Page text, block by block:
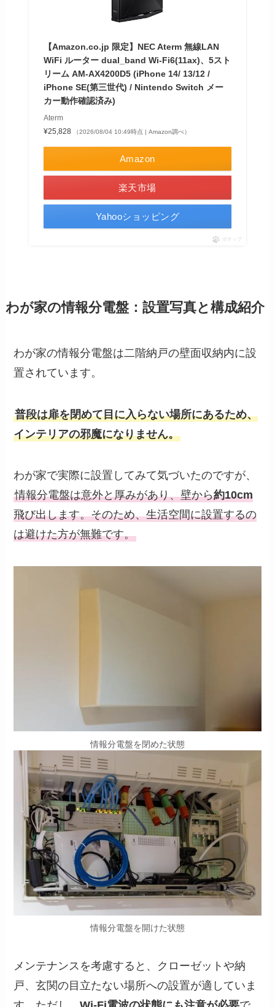
【Amazon.co.jp 限定】NEC Aterm 無線LAN
WiFi ルーター dual_band Wi-Fi6(11ax)、5スト
リーム AM-AX4200D5 (iPhone 14/ 13/12 /
iPhone SE(第三世代) / Nintendo Switch メー
カー動作確認済み)
Aterm
¥25,828
（2026/08/04 10:49時点 | Amazon調べ）
Amazon
楽天市場
Yahooショッピング
ポチップ
わが家の情報分電盤：設置写真と構成紹介
わが家の情報分電盤は二階納戸の壁面収納内に設
置されています。
普段は扉を閉めて目に入らない場所にあるため、
インテリアの邪魔になりません。
わが家で実際に設置してみて気づいたのですが、
情報分電盤は意外と厚みがあり、壁から約10cm
飛び出します。そのため、生活空間に設置するの
は避けた方が無難です。
情報分電盤を閉めた状態
情報分電盤を開けた状態
メンテナンスを考慮すると、クローゼットや納
戸、玄関の目立たない場所への設置が適していま